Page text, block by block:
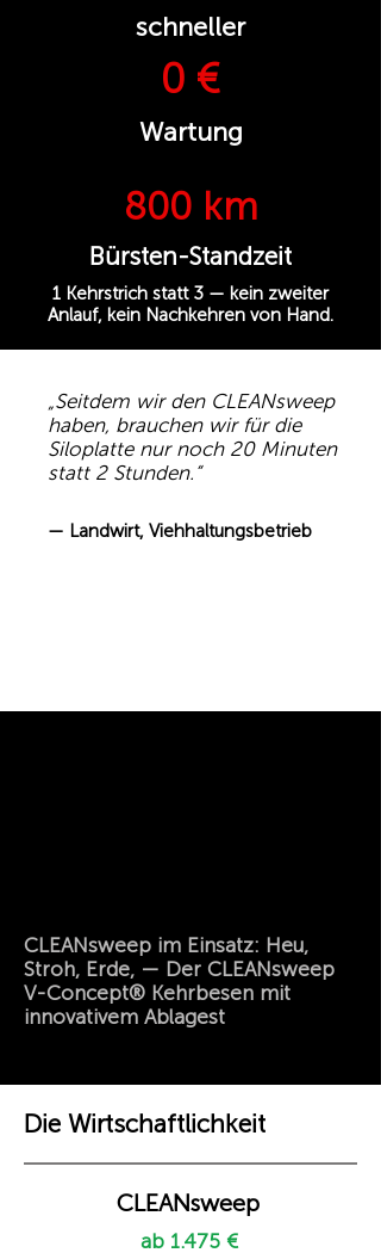
schneller
0 €
Wartung
800 km
Bürsten-Standzeit
1 Kehrstrich statt 3 — kein zweiter
Anlauf, kein Nachkehren von Hand.
„Seitdem wir den CLEANsweep
haben, brauchen wir für die
Siloplatte nur noch 20 Minuten
statt 2 Stunden.“
— Landwirt, Viehhaltungsbetrieb
CLEANsweep im Einsatz: Heu,
Stroh, Erde, — Der CLEANsweep
V-Concept® Kehrbesen mit
innovativem Ablagest
Die Wirtschaftlichkeit
CLEANsweep
ab 1.475 €